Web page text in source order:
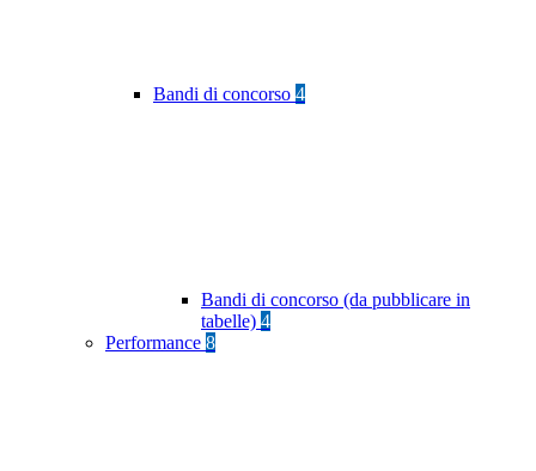
Bandi di concorso 4
Bandi di concorso (da pubblicare in
tabelle) 4
Performance 8